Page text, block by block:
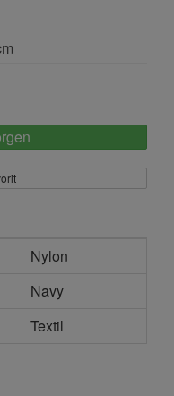
Nylon
Navy
Textil